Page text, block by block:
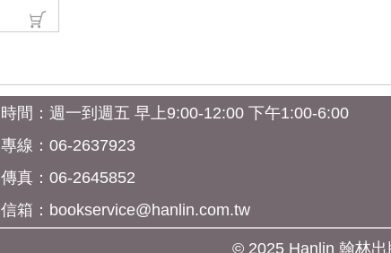
時間：週一到週五 早上9:00-12:00 下午1:00-6:00
專線：06-2637923
傳真：06-2645852
信箱： bookservice@hanlin.com.tw
© 2025 Hanlin 翰林出